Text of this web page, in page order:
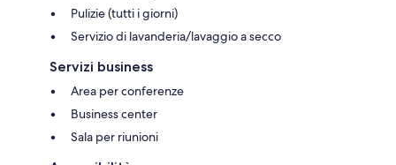
Pulizie (tutti i giorni)
Servizio di lavanderia/lavaggio a secco
Servizi business
Area per conferenze
Business center
Sala per riunioni